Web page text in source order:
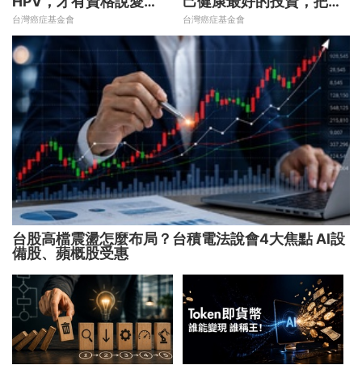
妳！
台灣癌症基金會
現在不嫌晚！
台灣癌症基金會
台股高檔震盪怎麼布局？台積電法說會4大焦點 AI設
備股、蘋概股受惠